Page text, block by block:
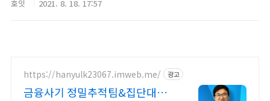
호잇 2021. 8. 18. 17:57
https://hanyulk23067.imweb.me/ 광고
금융사기 정밀추적팀&집단대응